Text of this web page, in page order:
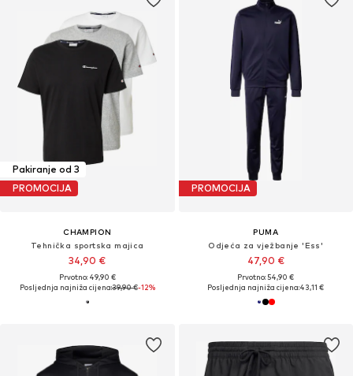
Pakiranje od 3
PROMOCIJA
CHAMPION
Tehnička sportska majica
34,90 €
Prvotno: 49,90 €
Posljednja najniža cijena:39,90 €-12%
PROMOCIJA
PUMA
Odjeća za vježbanje 'Ess'
47,90 €
Prvotno: 54,90 €
Posljednja najniža cijena:43,11 €